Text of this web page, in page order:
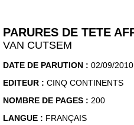
PARURES DE TETE
VAN CUTSEM
DATE DE PARUTION : 02/09/2010
EDITEUR : CINQ CONTINENTS
NOMBRE DE PAGES : 200
LANGUE : FRANÇAIS